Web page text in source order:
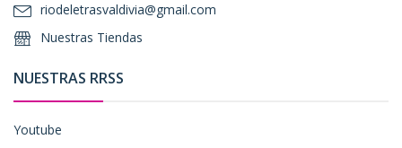
riodeletrasvaldivia@gmail.com
Nuestras Tiendas
NUESTRAS RRSS
Youtube